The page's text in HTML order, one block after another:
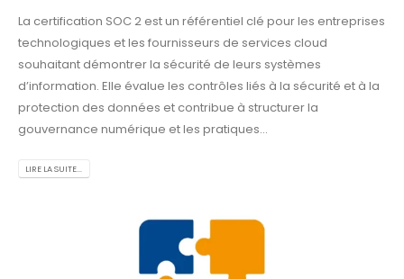
La certification SOC 2 est un référentiel clé pour les entreprises
technologiques et les fournisseurs de services cloud
souhaitant démontrer la sécurité de leurs systèmes
d’information. Elle évalue les contrôles liés à la sécurité et à la
protection des données et contribue à structurer la
gouvernance numérique et les pratiques...
LIRE LA SUITE...